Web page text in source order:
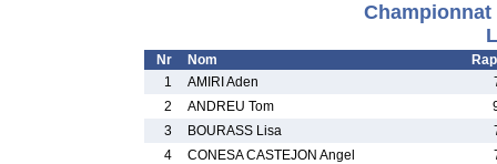
Championnat
Nr Nom
1
AMIRI Aden
2
ANDREU Tom
3
BOURASS Lisa
4
CONESA CASTEJON Angel